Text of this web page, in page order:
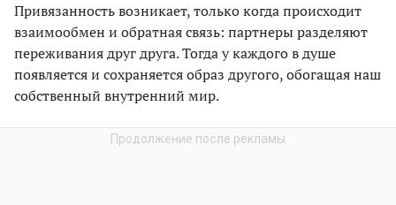
Привязанность возникает, только когда происходит
взаимообмен и обратная связь: партнеры разделяют
переживания друг друга. Тогда у каждого в душе
появляется и сохраняется образ другого, обогащая наш
собственный внутренний мир.